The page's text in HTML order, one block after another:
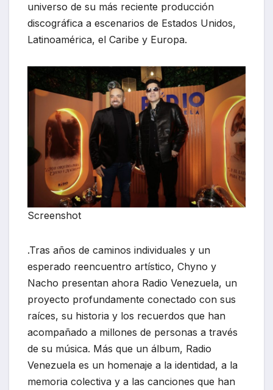
universo de su más reciente producción
discográfica a escenarios de Estados Unidos,
Latinoamérica, el Caribe y Europa.
Screenshot
.Tras años de caminos individuales y un
esperado reencuentro artístico, Chyno y
Nacho presentan ahora Radio Venezuela, un
proyecto profundamente conectado con sus
raíces, su historia y los recuerdos que han
acompañado a millones de personas a través
de su música. Más que un álbum, Radio
Venezuela es un homenaje a la identidad, a la
memoria colectiva y a las canciones que han